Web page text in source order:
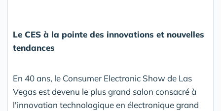
Le CES à la pointe des innovations et nouvelles
tendances
En 40 ans, le Consumer Electronic Show de Las
Vegas est devenu le plus grand salon consacré à
l'innovation technologique en électronique grand